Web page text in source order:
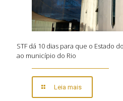
STF dá 10 dias para que o Estado
ao município do Rio
Leia mais